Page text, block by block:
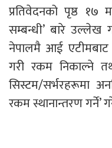
प्रतिवेदनको पृष्ठ १७
सम्बन्धी’ बारे उल्लेख
नेपालमै आई एटीमबाट
गरी रकम निकाल्ने
सिस्टम/सर्भरहरूमा
रकम स्थानान्तरण